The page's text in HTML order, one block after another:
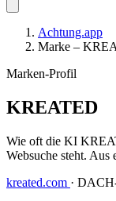
Achtung.app
Marke –
Marken-Profil
KREATED
Wie oft die KI
Websuche steht.
kreated.com ·